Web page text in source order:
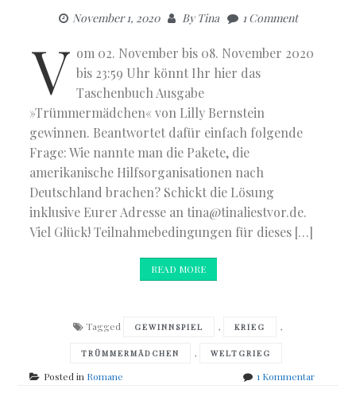
November 1, 2020 ByTina 1 Comment
V om 02. November bis 08. November 2020
bis 23:59 Uhr könnt Ihr hier das
Taschenbuch Ausgabe
»Trümmermädchen« von Lilly Bernstein
gewinnen. Beantwortet dafür einfach folgende
Frage: Wie nannte man die Pakete, die
amerikanische Hilfsorganisationen nach
Deutschland brachen? Schickt die Lösung
inklusive Eurer Adresse an tina@tinaliestvor.de.
Viel Glück! Teilnahmebedingungen für dieses […]
READ MORE
Tagged GEWINNSPIEL , KRIEG ,
TRÜMMERMÄDCHEN , WELTGRIEG
Posted in Romane 1 Kommentarzu